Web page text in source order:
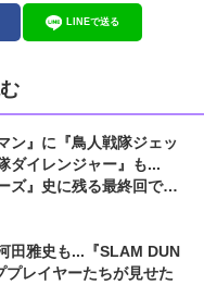
LINEで送る
ン』に『鳥人戦隊ジェッ
ダイレンジャー』も...
ズ』史に残る最終回での
田雅史も...『SLAM DUN
プレイヤーたちが見せた